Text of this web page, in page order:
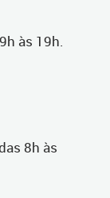
às 19h.
8h às